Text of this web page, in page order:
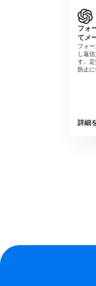
フォ
てメ
フォ
し返
す。
防止
詳細